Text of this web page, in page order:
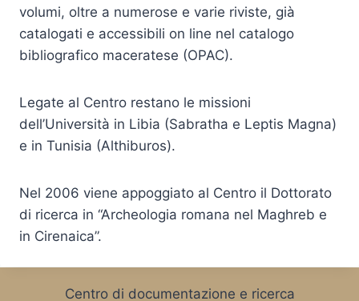
volumi, oltre a numerose e varie riviste, già
catalogati e accessibili on line nel catalogo
bibliografico maceratese (OPAC).
Legate al Centro restano le missioni
dell’Università in Libia (Sabratha e Leptis Magna)
e in Tunisia (Althiburos).
Nel 2006 viene appoggiato al Centro il Dottorato
di ricerca in “Archeologia romana nel Maghreb e
in Cirenaica”.
Centro di documentazione e ricerca